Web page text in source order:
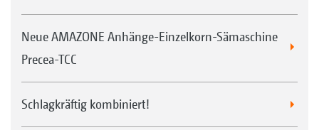
Neue AMAZONE Anhänge-Einzelkorn-Sämaschine
Precea-TCC
Schlagkräftig kombiniert!